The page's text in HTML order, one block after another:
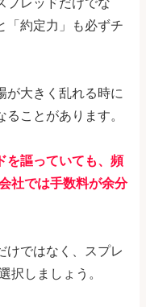
プレッドだけでな
「約定力」も必ずチ
が大きく乱れる時に
ことがあります。
を謳っていても、頻
社では手数料が余分
けではなく、スプレ
択しましょう。